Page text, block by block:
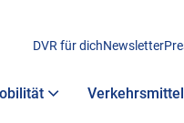
DVR für dichNewsletter
Verkehrsmittel